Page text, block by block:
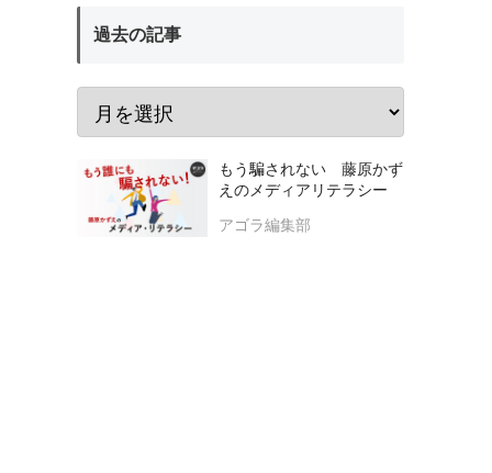
過去の記事
もう騙されない 藤原かず
えのメディアリテラシー
アゴラ編集部